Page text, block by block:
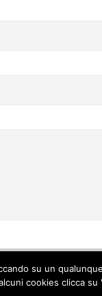
Cookie
su un
cookies clicca su